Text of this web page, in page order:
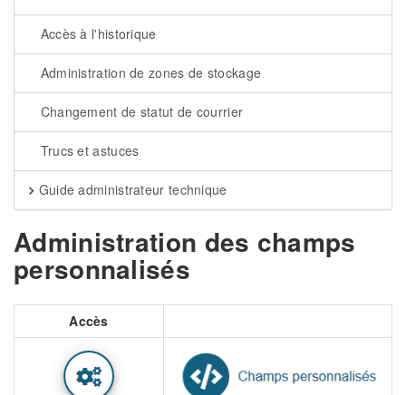
Accès à l'historique
Administration de zones de stockage
Changement de statut de courrier
Trucs et astuces
Guide administrateur technique
Administration des champs
personnalisés
Accès